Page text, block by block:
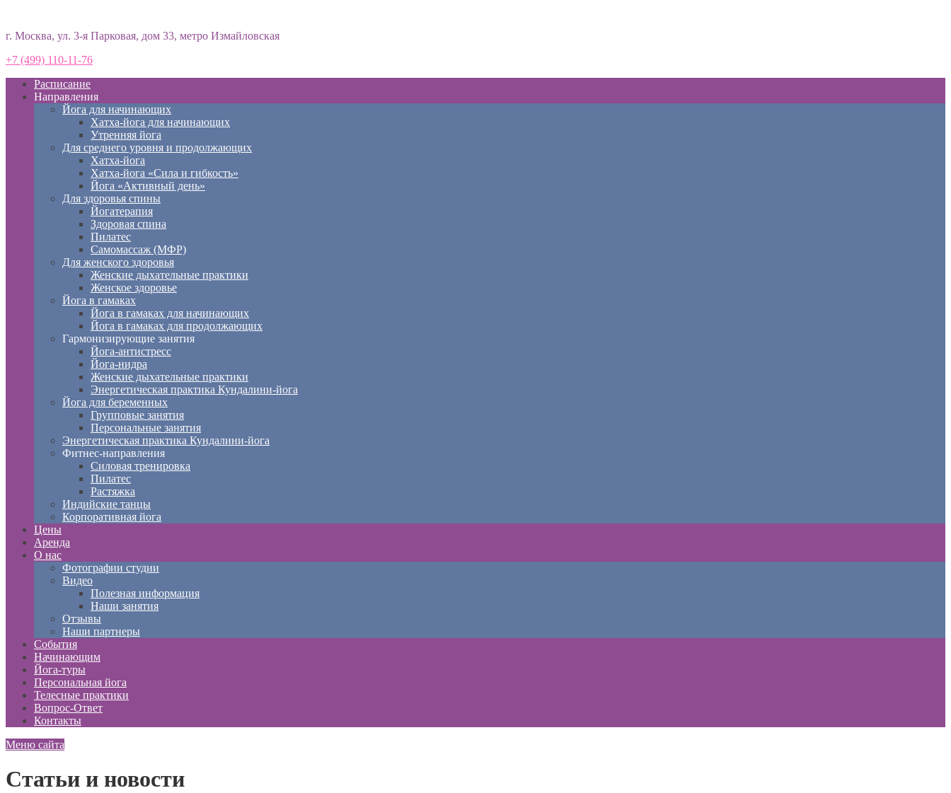
г. Москва, ул. 3-я Парковая, дом 33, метро Измайловская
+7 (499) 110-11-76
Расписание
Направления
Йога для начинающих
Хатха-йога для начинающих
Утренняя йога
Для среднего уровня и продолжающих
Хатха-йога
Хатха-йога «Сила и гибкость»
Йога «Активный день»
Для здоровья спины
Йогатерапия
Здоровая спина
Пилатес
Самомассаж (МФР)
Для женского здоровья
Женские дыхательные практики
Женское здоровье
Йога в гамаках
Йога в гамаках для начинающих
Йога в гамаках для продолжающих
Гармонизирующие занятия
Йога-антистресс
Йога-нидра
Женские дыхательные практики
Энергетическая практика Кундалини-йога
Йога для беременных
Групповые занятия
Персональные занятия
Энергетическая практика Кундалини-йога
Фитнес-направления
Силовая тренировка
Пилатес
Растяжка
Индийские танцы
Корпоративная йога
Цены
Аренда
О нас
Фотографии студии
Видео
Полезная информация
Наши занятия
Отзывы
Наши партнеры
События
Начинающим
Йога-туры
Персональная йога
Телесные практики
Вопрос-Ответ
Контакты
Меню сайта
Статьи и новости